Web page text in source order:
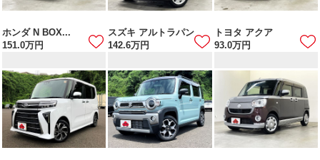
ホンダ N BOX...
151.0万円
スズキ アルトラパン
142.6万円
トヨタ アクア
93.0万円